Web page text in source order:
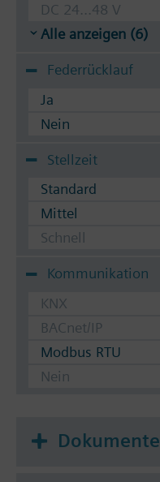
DC 24...48 V
Alle anzeigen (6)
Federrücklauf
Ja
Nein
Stellzeit
Standard
Mittel
Schnell
Kommunikation
KNX
BACnet/IP
Modbus RTU
Nein
Dokumente